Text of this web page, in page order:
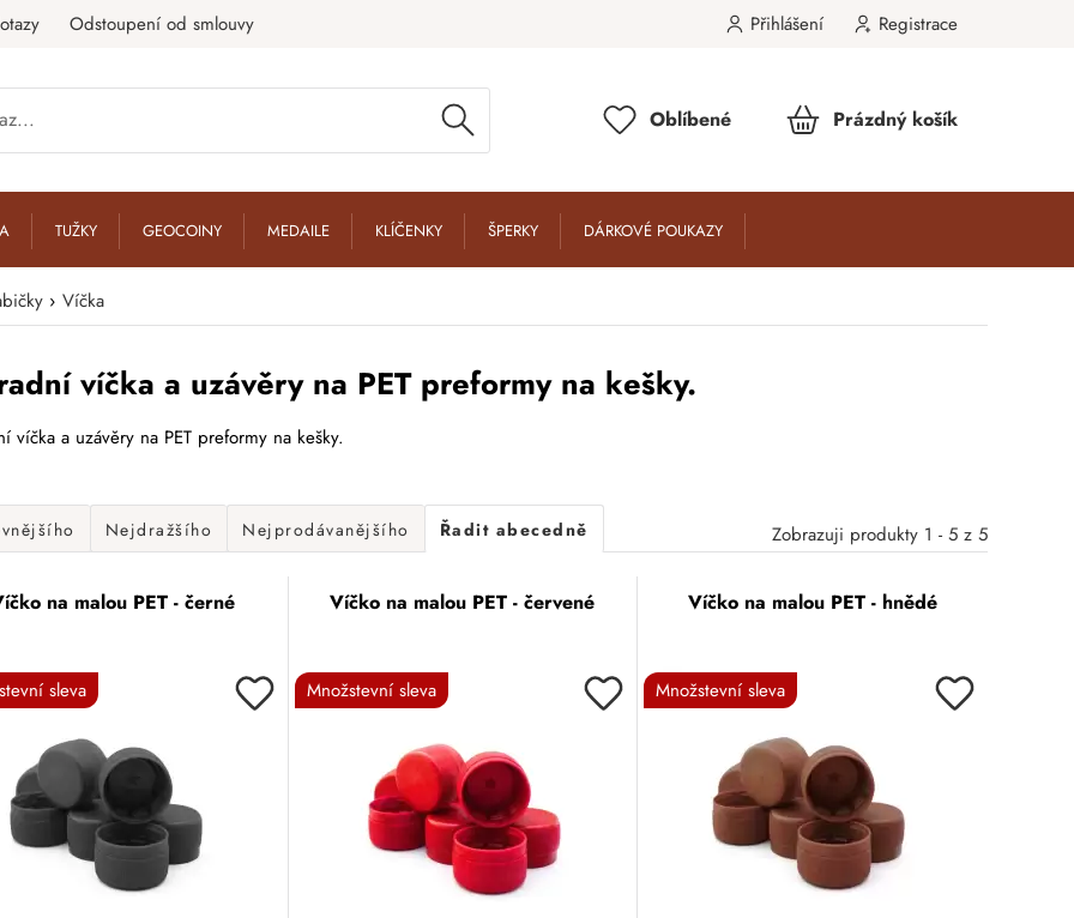
Odstoupení od smlouvy Registrace
Přihlášení
Prázdný košík
Oblíbené
TUŽKY GEOCOINY MEDAILE KLÍČENKY ŠPERKY DÁRKOVÉ POUKAZY
› Víčka
víčka a uzávěry na PET preformy na kešky.
víčka a uzávěry na PET preformy na kešky.
Nejdražšího Nejprodávanějšího Řadit abecedně Zobrazuji produkty 1 - 5 z 5
sleva
na malou PET - černé
Množstevní sleva
Víčko na malou PET - červené
Množstevní sleva
Víčko na malou PET - hnědé